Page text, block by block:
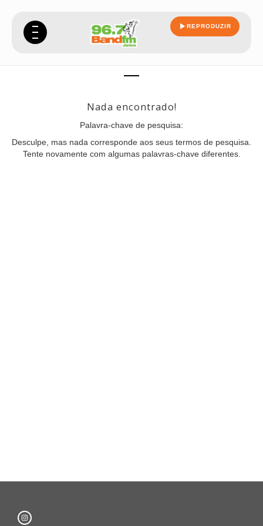
REPRODUZIR
Nada encontrado!
Palavra-chave de pesquisa:
Desculpe, mas nada corresponde aos seus termos de pesquisa.
Tente novamente com algumas palavras-chave diferentes.